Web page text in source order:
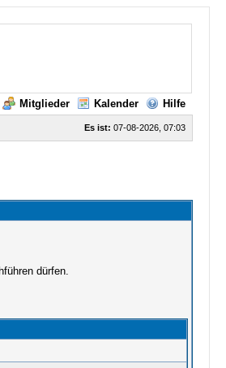
Mitglieder Kalender Hilfe
Es ist: 07-08-2026, 07:03
dürfen.